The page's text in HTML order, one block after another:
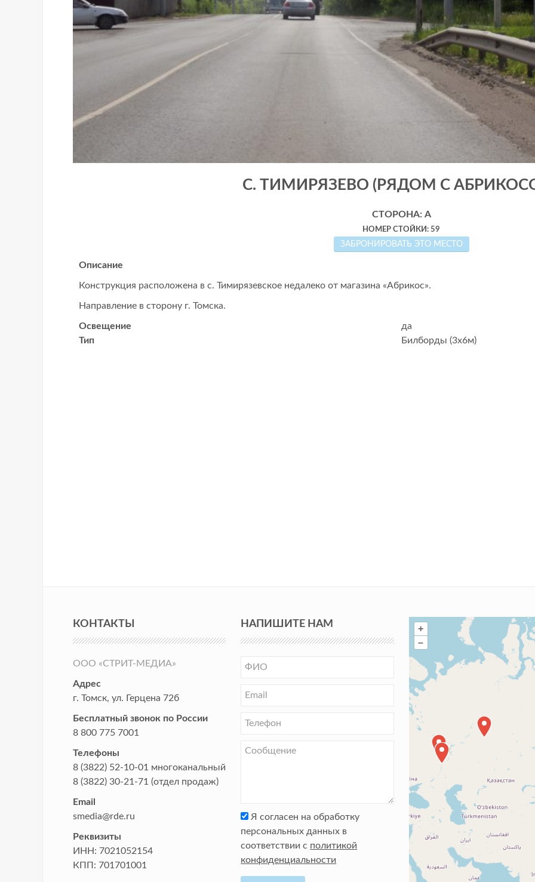
С. ТИМИРЯЗЕВО (РЯДОМ С
СТОРОНА: А
НОМЕР СТОЙКИ: 59
ЗАБРОНИРОВАТЬ ЭТО МЕСТО
Описание
Конструкция расположена в с. Тимирязевское недалеко от магазина «Абрикос».
Направление в сторону г. Томска.
Освещение
да
Тип
Билборды (3x6м)
КОНТАКТЫ
ООО «СТРИТ-МЕДИА»
Адрес
г. Томск, ул. Герцена 72б
Бесплатный звонок по России
8 800 775 7001
Телефоны
8 (3822) 52-10-01 многоканальный
8 (3822) 30-21-71 (отдел продаж)
Email
smedia@rde.ru
Реквизиты
ИНН: 7021052154
КПП: 701701001
НАПИШИТЕ НАМ
Я согласен на обработку
персональных данных в
соответствии с политикой
конфиденциальности
+
–